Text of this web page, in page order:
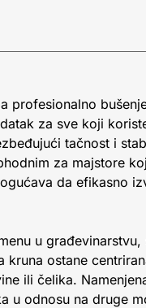
profesionalno
za sve koji
tačnost i
za majstore
da efikasno
u
ostane
ili čelika.
u odnosu na druge